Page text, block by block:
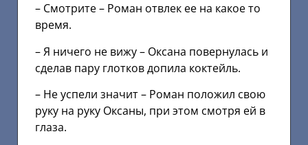
– Смотрите – Роман отвлек ее на какое то
время.
– Я ничего не вижу – Оксана повернулась и
сделав пару глотков допила коктейль.
– Не успели значит – Роман положил свою
руку на руку Оксаны, при этом смотря ей в
глаза.